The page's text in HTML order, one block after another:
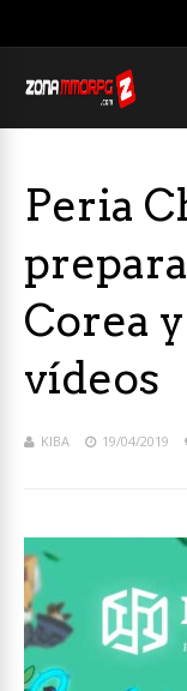
Peria
Corea
vídeos
KIBA 19/04/2019